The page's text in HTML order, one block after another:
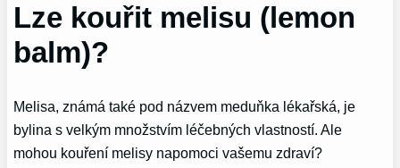
Lze kouřit melisu (lemon
balm)?
Melisa, známá také pod názvem meduňka lékařská, je
bylina s velkým množstvím léčebných vlastností. Ale
mohou kouření melisy napomoci vašemu zdraví?